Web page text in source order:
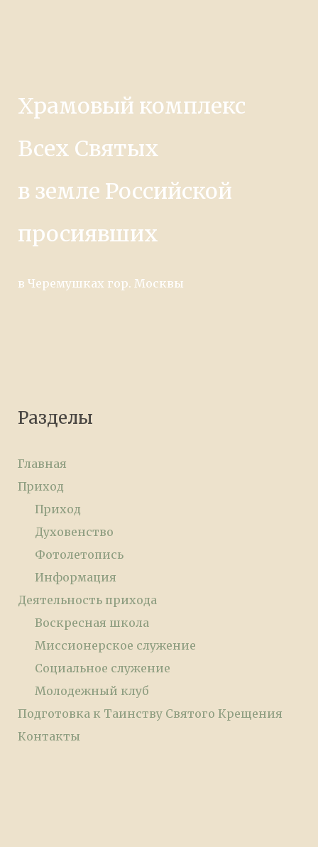
Храмовый комплекс
Всех Святых
в земле Российской
просиявших
в Черемушках гор. Москвы
Разделы
Главная
Приход
Приход
Духовенство
Фотолетопись
Информация
Деятельность прихода
Воскресная школа
Миссионерское служение
Социальное служение
Молодежный клуб
Подготовка к Таинству Святого Крещения
Контакты